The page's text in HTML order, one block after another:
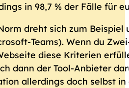
in 98,7 % der Fälle für
dreht sich zum
Teams). Wenn du
diese Kriterien
dann der Tool-Anbieter
allerdings doch selbst